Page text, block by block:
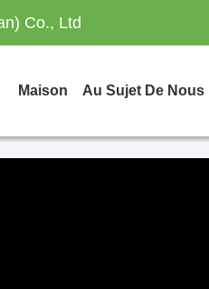
Co., Ltd
Maison Au Sujet De Nous